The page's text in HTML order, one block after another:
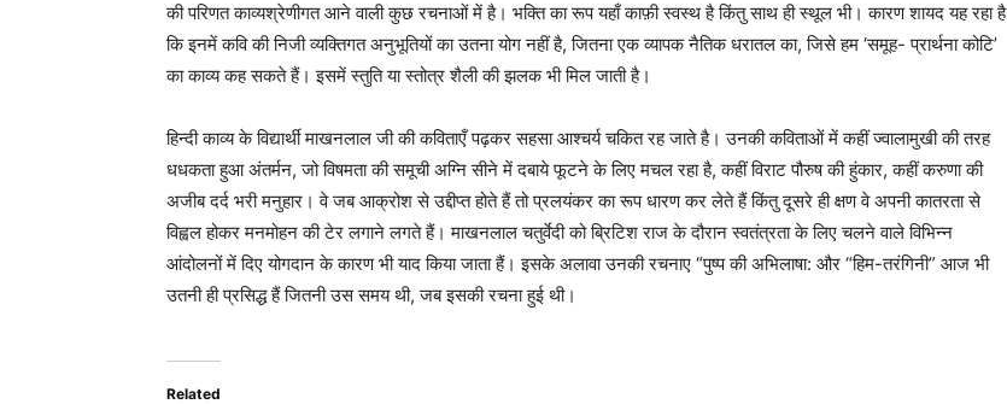
की परिणत काव्यश्रेणीगत आने वाली कुछ रचनाओं में है। भक्ति का रूप यहाँ काफ़ी स्वस्थ है किंतु साथ ही स्थूल भी। कारण शायद यह रहा है
कि इनमें कवि की निजी व्यक्तिगत अनुभूतियों का उतना योग नहीं है, जितना एक व्यापक नैतिक धरातल का, जिसे हम ‘समूह- प्रार्थना कोटि’
का काव्य कह सकते हैं। इसमें स्तुति या स्तोत्र शैली की झलक भी मिल जाती है।
हिन्दी काव्य के विद्यार्थी माखनलाल जी की कविताएँ पढ़कर सहसा आश्चर्य चकित रह जाते है। उनकी कविताओं में कहीं ज्वालामुखी की तरह
धधकता हुआ अंतर्मन, जो विषमता की समूची अग्नि सीने में दबाये फूटने के लिए मचल रहा है, कहीं विराट पौरुष की हुंकार, कहीं करुणा की
अजीब दर्द भरी मनुहार। वे जब आक्रोश से उद्दीप्त होते हैं तो प्रलयंकर का रूप धारण कर लेते हैं किंतु दूसरे ही क्षण वे अपनी कातरता से
विह्वल होकर मनमोहन की टेर लगाने लगते हैं। माखनलाल चतुर्वेदी को ब्रिटिश राज के दौरान स्वतंत्रता के लिए चलने वाले विभिन्न
आंदोलनों में दिए योगदान के कारण भी याद किया जाता हैं। इसके अलावा उनकी रचनाए “पुष्प की अभिलाषा: और “हिम-तरंगिनी” आज भी
उतनी ही प्रसिद्ध हैं जितनी उस समय थी, जब इसकी रचना हुई थी।
Related